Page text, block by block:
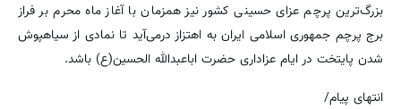
بزرگ‌ترین پرچم عزای حسینی کشور نیز همزمان با آغاز ماه محرم بر فراز
برج پرچم جمهوری اسلامی ایران به اهتزاز درمی‌آید تا نمادی از سیاهپوش
شدن پایتخت در ایام عزاداری حضرت اباعبدالله الحسین(ع) باشد.
انتهای پیام/